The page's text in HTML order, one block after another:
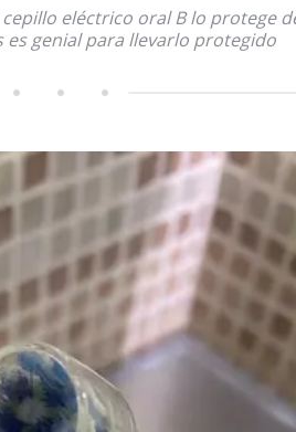
eléctrico oral B lo protege
es genial para llevarlo protegido